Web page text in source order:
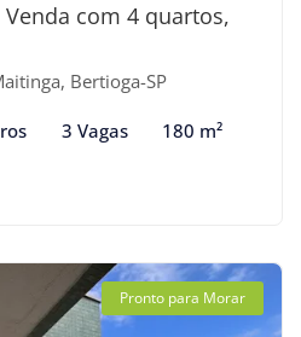
com 4 quartos,
Bertioga-SP
3 Vagas 180 m²
Pronto para Morar